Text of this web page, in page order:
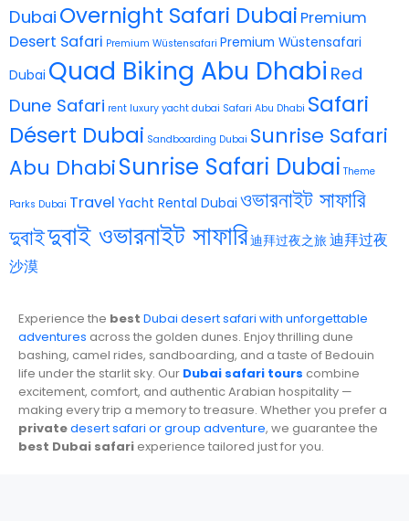
Dubai Overnight Safari Dubai Premium
Desert Safari Premium Wüstensafari Premium Wüstensafari
Dubai Quad Biking Abu Dhabi Red
Dune Safari rent luxury yacht dubai Safari Abu Dhabi Safari
Désert Dubai Sandboarding Dubai Sunrise Safari
Abu DhabiSunrise Safari Dubai Theme
Parks Dubai Travel Yacht Rental Dubai ওভারনাইট সাফারি
দুবাইদুবাই ওভারনাইট সাফারি迪拜过夜之旅迪拜过夜
沙漠
Experience the best Dubai desert safari with unforgettable
adventures across the golden dunes. Enjoy thrilling dune
bashing, camel rides, sandboarding, and a taste of Bedouin
life under the starlit sky. Our Dubai safari tours combine
excitement, comfort, and authentic Arabian hospitality —
making every trip a memory to treasure. Whether you prefer a
privatedesert safari or group adventure, we guarantee the
best Dubai safari experience tailored just for you.